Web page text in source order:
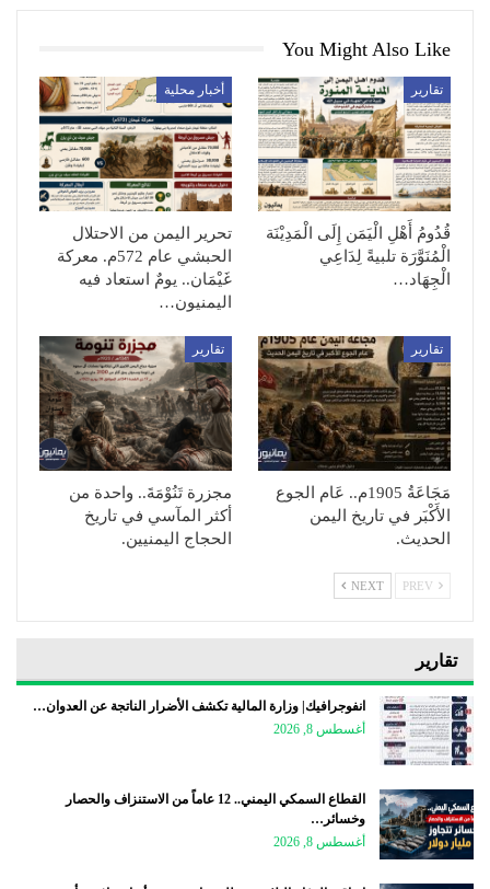
You Might Also Like
تقارير
قُدُومُ أَهْلِ الْيَمَن إِلَى الْمَدِيْنَة
الْمُنَوَّرَة تلبيةً لِدَاعِي
الْجِهَاد…
أخبار محلية
تحرير اليمن من الاحتلال
الحبشي عام 572م. معركة
غَيْمَان.. يومٌ استعاد فيه
اليمنيون…
تقارير
مَجَاعَةُ 1905م.. عَام الجوع
الأَكْبَر في تاريخ اليمن
الحديث.
تقارير
مجزرة تَنُوْمَةَ.. واحدة من
أكثر المآسي في تاريخ
الحجاج اليمنيين.
NEXT
تقارير
انفوجرافيك| وزارة المالية تكشف الأضرار الناتجة عن العدوان…
أغسطس 8, 2026
القطاع السمكي اليمني.. 12 عاماً من الاستنزاف والحصار
وخسائر…
أغسطس 8, 2026